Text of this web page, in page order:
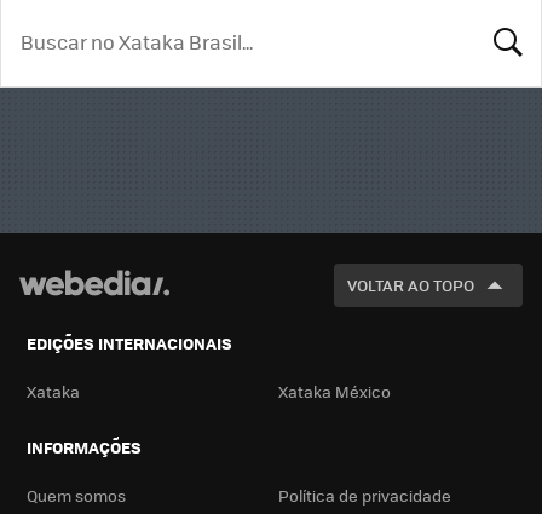
VOLTAR AO TOPO
EDIÇÕES INTERNACIONAIS
Xataka Xataka México
INFORMAÇÕES
Quem somos Política de privacidade